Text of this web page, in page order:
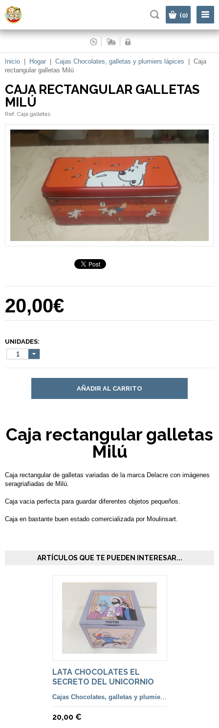
(0)
Inicio Hogar Cajas Chocolates, galletas y plumiers lápices
Caja
rectangular galletas Milú
CAJA RECTANGULAR GALLETAS
MILÚ
Ref. Caja galletas
20,00€
UNIDADES:
1
AÑADIR AL CARRITO
Caja rectangular galletas
Milú
Caja rectangular de galletas variadas de la marca Delacre con imágenes
seragriafiadas de Milú.
Caja vacia perfecta para guardar diferentes objetos pequeños.
Caja en bastante buen estado comercializada por Moulinsart.
ARTÍCULOS QUE TE PUEDEN INTERESAR...
LATA CHOCOLATES EL
SECRETO DEL UNICORNIO
Cajas Chocolates, galletas y plumiers lápices
20,00 €